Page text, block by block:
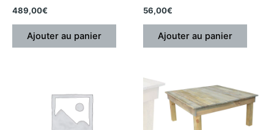
489,00€
Ajouter au panier
56,00€
Ajouter au panier